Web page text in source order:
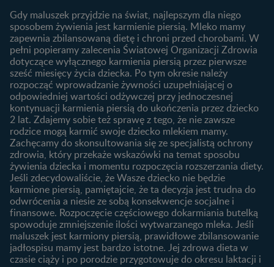
Produkty
Wyszukiwarka produktów
Nasze marki
Jak zaplanować płeć
dziecka?
Jak rozpoznać dni płodne?
Badania przed ciążą
Planowanie urlopu
macierzyńskiego
1. trymestr ciąży
2. trymestr ciąży
3. trymestr ciąży
Rozwój dziecka
Kalendarz rozwoju dziecka
Skoki rozwojowe
Ząbkowanie u niemowląt
Żywienie dziecka
10 sposobów jak poprawić
laktację
Jakie mleko następne
wybrać dla dziecka?
Jak rozszerzać dietę
niemowlaka?
Przydatne materiały dla
rodziców
Poradniki dla rodziców
Gdy maluszek przyjdzie na świat, najlepszym dla niego
sposobem żywienia jest karmienie piersią. Mleko mamy
zapewnia zbilansowaną dietę i chroni przed chorobami. W
pełni popieramy zalecenia Światowej Organizacji Zdrowia
dotyczące wyłącznego karmienia piersią przez pierwsze
sześć miesięcy życia dziecka. Po tym okresie należy
rozpocząć wprowadzanie żywności uzupełniającej o
odpowiedniej wartości odżywczej przy jednoczesnej
kontynuacji karmienia piersią do ukończenia przez dziecko
2 lat. Zdajemy sobie też sprawę z tego, że nie zawsze
rodzice mogą karmić swoje dziecko mlekiem mamy.
Zachęcamy do skonsultowania się ze specjalistą ochrony
zdrowia, który przekaże wskazówki na temat sposobu
żywienia dziecka i momentu rozpoczęcia rozszerzania diety.
Jeśli zdecydowaliście, że Wasze dziecko nie będzie
karmione piersią, pamiętajcie, że ta decyzja jest trudna do
odwrócenia a niesie ze sobą konsekwencje socjalne i
finansowe. Rozpoczęcie częściowego dokarmiania butelką
spowoduje zmniejszenie ilości wytwarzanego mleka. Jeśli
maluszek jest karmiony piersią, prawidłowe zbilansowanie
jadłospisu mamy jest bardzo istotne. Jej zdrowa dieta w
czasie ciąży i po porodzie przygotowuje do okresu laktacji i